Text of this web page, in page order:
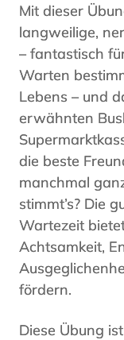
Mit dieser
langweilige,
– fantastisch
Warten
Lebens – und
erwähnten
die beste
manchmal
stimmt’s? Die
Wartezeit
Achtsamkeit,
fördern.
Diese Übung